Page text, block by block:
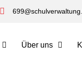
Über uns